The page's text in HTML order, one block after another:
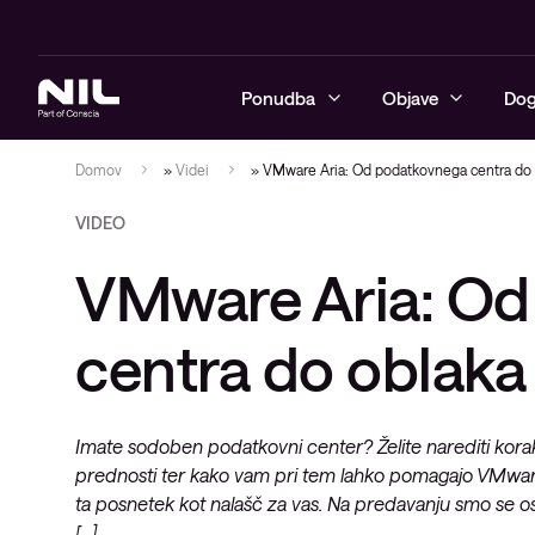
Ponudba
Varnostne
Upravljanje
tehnologij
Omrežje
Varna
poslovna
Varna
Oblikovanje
oblaka ter
Operacijski
Sodobno digitalno delovno
Izobraževanje
Razvoj
Upravljane IT storitve in podpora
Upravljane
Nadzorne
Objave
Reference
Vodiči
Domov » Videi » VMware Aria: Od podatkovnega centra do
VIDEO
VMware Aria:
centra do oblaka
Imate sodoben podatkovni center? Želite narediti
prednosti ter kako vam pri tem lahko pomagajo
ta posnetek kot nalašč za vas. Na predavanju smo